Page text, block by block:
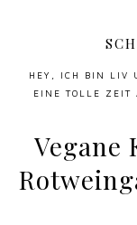
HEY, ICH BIN LIV
EINE TOLLE ZEIT